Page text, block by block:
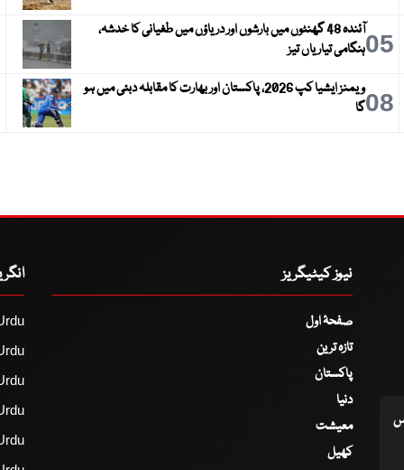
05
آئندہ 48 گھنٹوں میں بارشوں اور دریاؤں میں طغیانی کا خدشہ،
ہنگامی تیاریاں تیز
08
ویمنز ایشیا کپ 2026، پاکستان اور بھارت کا مقابلہ دبئی میں ہو
گا
نیوز کیٹیگریز
صفحۂ اول
تازہ ترین
پاکستان
دنیا
معیشت
کھیل